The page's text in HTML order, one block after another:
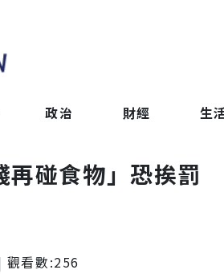
政治 財經 生
再碰食物」恐挨罰
觀看數:256